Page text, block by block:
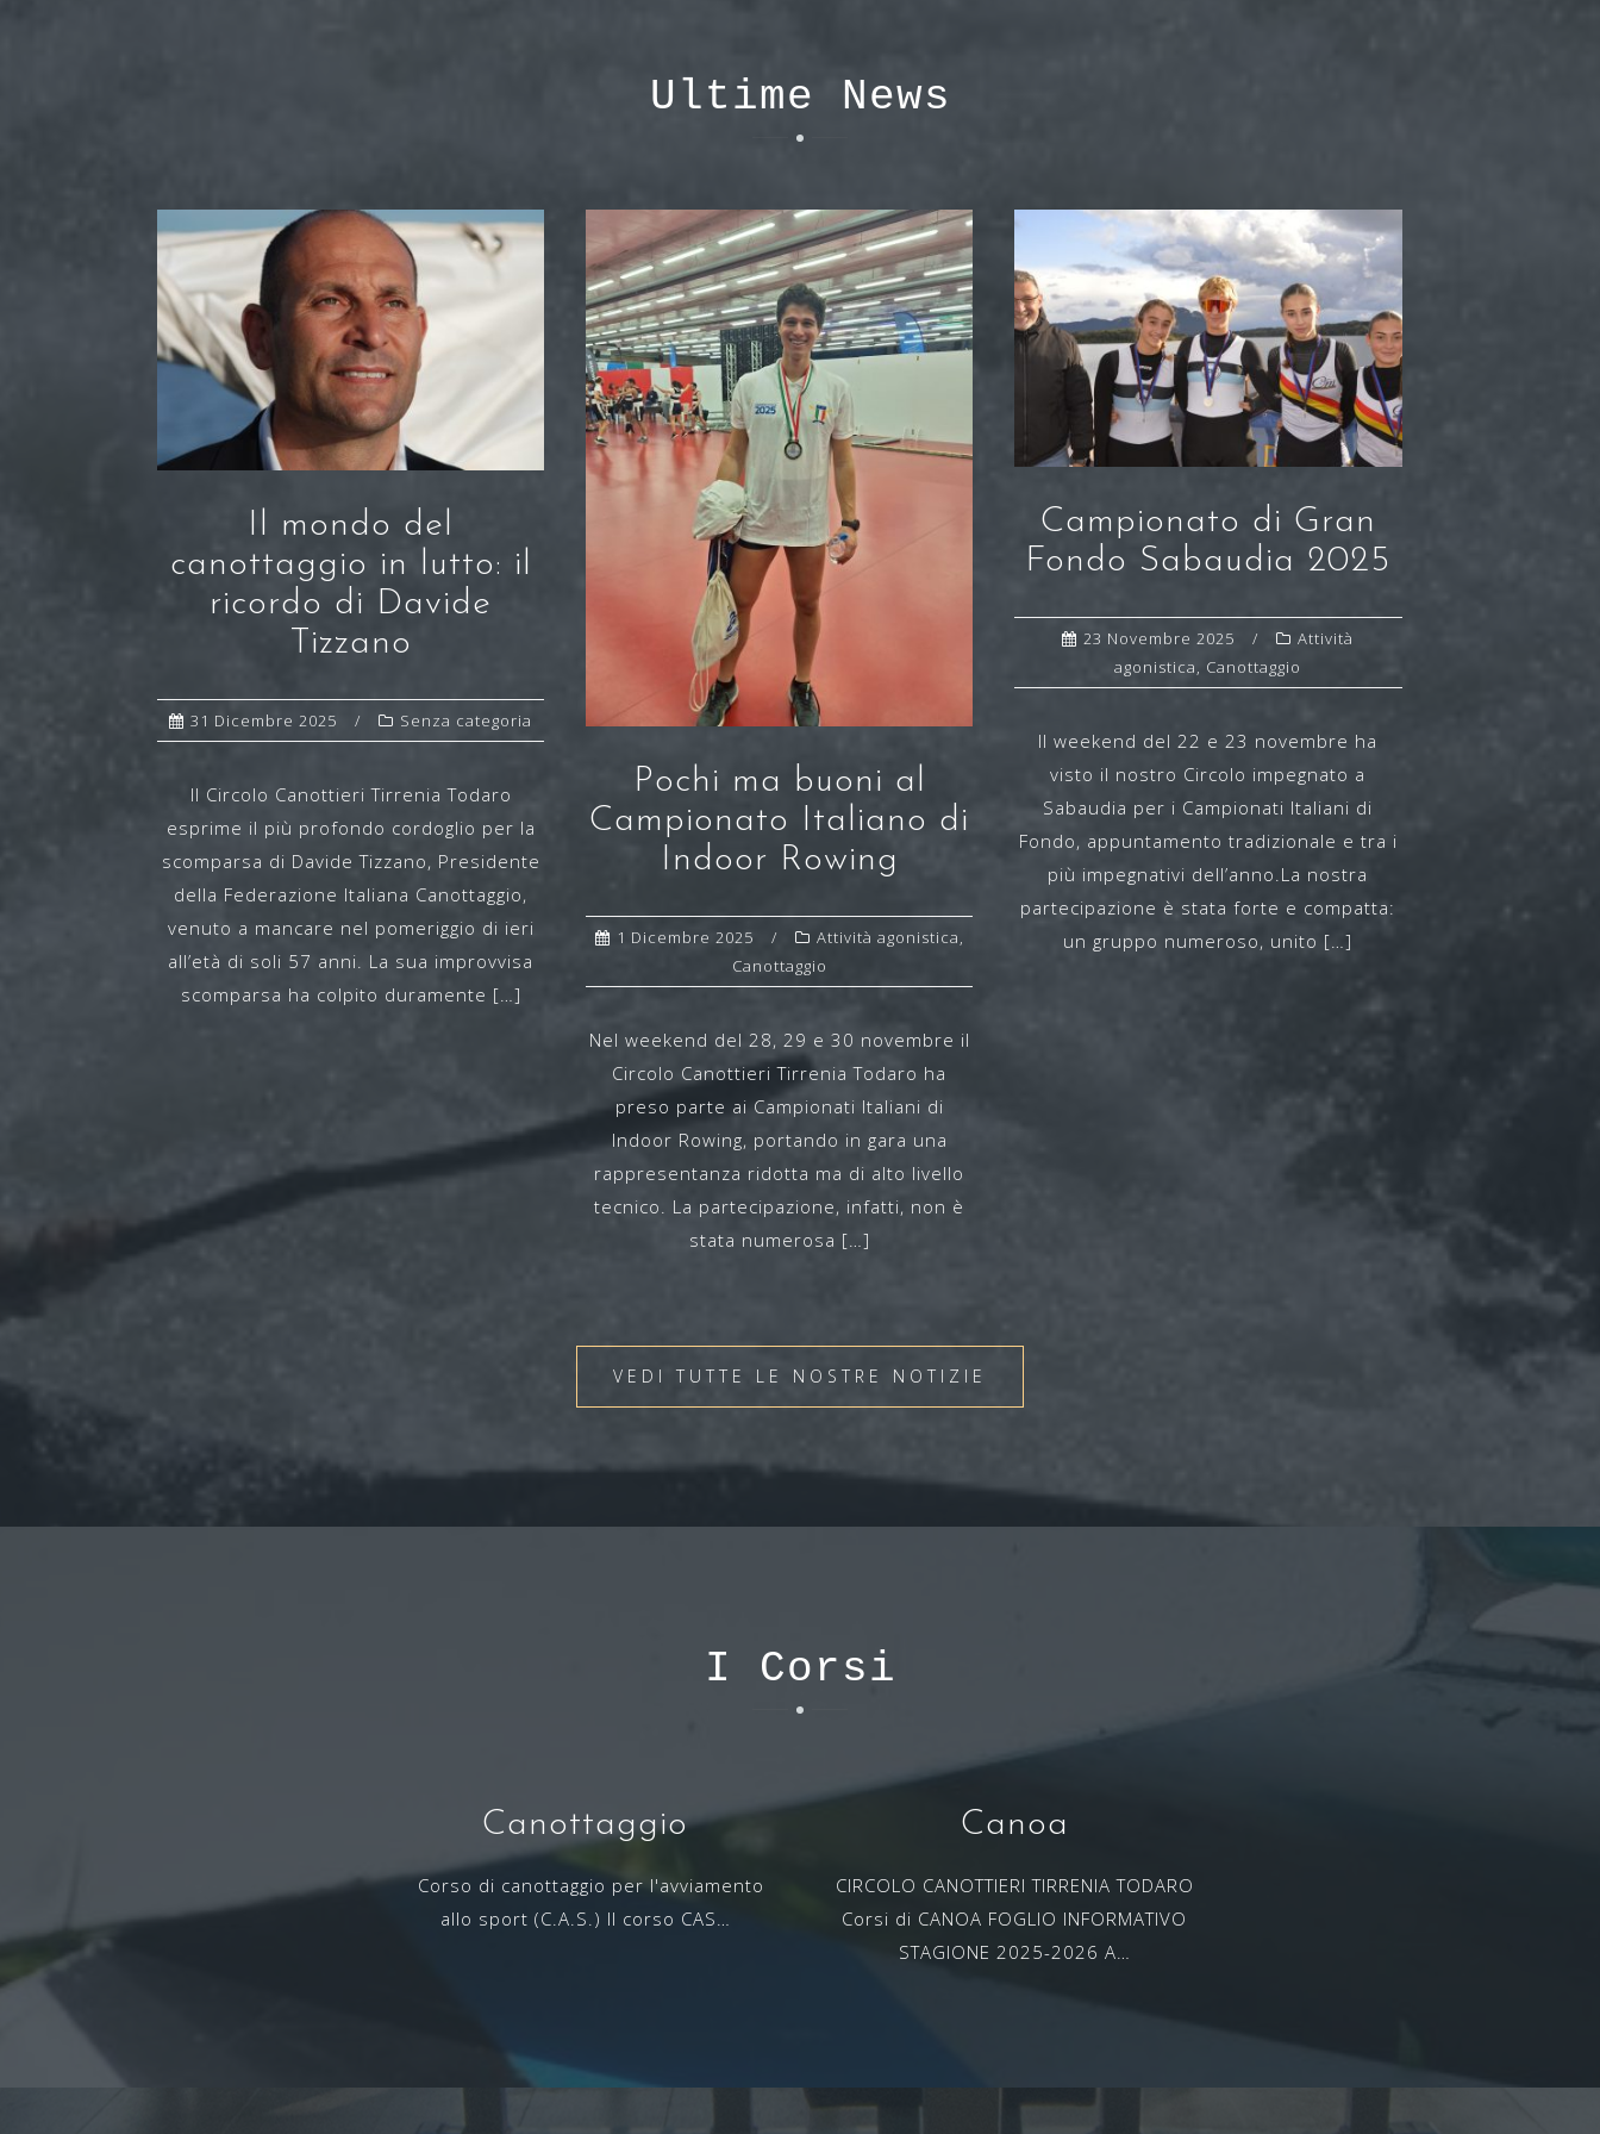
Ultime News
Il mondo del
canottaggio in lutto: il
ricordo di Davide
Tizzano
31 Dicembre 2025 Senza categoria
Il Circolo Canottieri Tirrenia Todaro
esprime il più profondo cordoglio per la
scomparsa di Davide Tizzano, Presidente
della Federazione Italiana Canottaggio,
venuto a mancare nel pomeriggio di ieri
all’età di soli 57 anni. La sua improvvisa
scomparsa ha colpito duramente […]
Pochi ma buoni al
Campionato Italiano di
Indoor Rowing
1 Dicembre 2025 Attività agonistica,
Canottaggio
Nel weekend del 28, 29 e 30 novembre il
Circolo Canottieri Tirrenia Todaro ha
preso parte ai Campionati Italiani di
Indoor Rowing, portando in gara una
rappresentanza ridotta ma di alto livello
tecnico. La partecipazione, infatti, non è
stata numerosa […]
Campionato di Gran
Fondo Sabaudia 2025
23 Novembre 2025
Attività
agonistica, Canottaggio
Il weekend del 22 e 23 novembre ha
visto il nostro Circolo impegnato a
Sabaudia per i Campionati Italiani di
Fondo, appuntamento tradizionale e tra i
più impegnativi dell’anno.La nostra
partecipazione è stata forte e compatta:
un gruppo numeroso, unito […]
VEDI TUTTE LE NOSTRE NOTIZIE
I Corsi
Canottaggio
Corso di canottaggio per l'avviamento
allo sport (C.A.S.) Il corso CAS…
Canoa
CIRCOLO CANOTTIERI TIRRENIA TODARO
Corsi di CANOA FOGLIO INFORMATIVO
STAGIONE 2025-2026 A…